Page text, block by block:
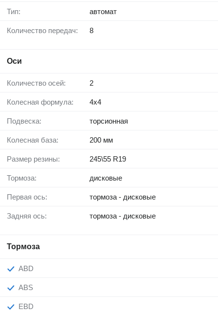
Тип: автомат
Количество передач: 8
Оси
Количество осей: 2
Колесная формула: 4x4
Подвеска: торсионная
Колесная база: 200 мм
Размер резины: 245\55 R19
Тормоза: дисковые
Первая ось: тормоза - дисковые
Задняя ось: тормоза - дисковые
Тормоза
ABD
ABS
EBD